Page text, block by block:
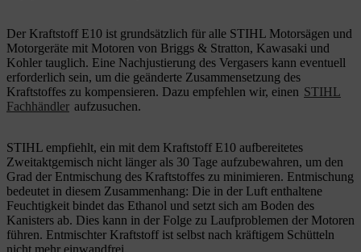
Der Kraftstoff E10 ist grundsätzlich für alle STIHL Motorsägen und
Motorgeräte mit Motoren von Briggs & Stratton, Kawasaki und
Kohler tauglich. Eine Nachjustierung des Vergasers kann eventuell
erforderlich sein, um die geänderte Zusammensetzung des
Kraftstoffes zu kompensieren. Dazu empfehlen wir, einen STIHL
Fachhändler aufzusuchen.
STIHL empfiehlt, ein mit dem Kraftstoff E10 aufbereitetes
Zweitaktgemisch nicht länger als 30 Tage aufzubewahren, um den
Grad der Entmischung des Kraftstoffes zu mini­mieren. Entmischung
bedeutet in diesem Zusammenhang: Die in der Luft enthaltene
Feuchtigkeit bindet das Ethanol und setzt sich am Boden des
Kanisters ab. Dies kann in der Folge zu Laufproblemen der Motoren
führen. Entmischter Kraftstoff ist selbst nach kräftigem Schütteln
nicht mehr einwandfrei.